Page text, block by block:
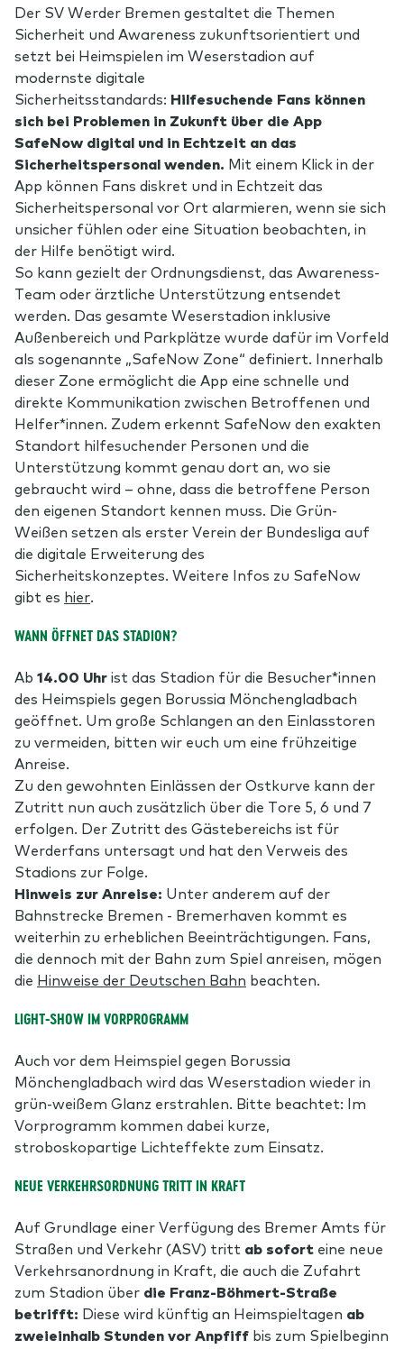
Der SV Werder Bremen gestaltet die Themen
Sicherheit und Awareness zukunftsorientiert und
setzt bei Heimspielen im Weserstadion auf
modernste digitale
Sicherheitsstandards: Hilfesuchende Fans können
sich bei Problemen in Zukunft über die App
SafeNow digital und in Echtzeit an das
Sicherheitspersonal wenden. Mit einem Klick in der
App können Fans diskret und in Echtzeit das
Sicherheitspersonal vor Ort alarmieren, wenn sie sich
unsicher fühlen oder eine Situation beobachten, in
der Hilfe benötigt wird.
So kann gezielt der Ordnungsdienst, das Awareness-
Team oder ärztliche Unterstützung entsendet
werden. Das gesamte Weserstadion inklusive
Außenbereich und Parkplätze wurde dafür im Vorfeld
als sogenannte „SafeNow Zone“ definiert. Innerhalb
dieser Zone ermöglicht die App eine schnelle und
direkte Kommunikation zwischen Betroffenen und
Helfer*innen. Zudem erkennt SafeNow den exakten
Standort hilfesuchender Personen und die
Unterstützung kommt genau dort an, wo sie
gebraucht wird – ohne, dass die betroffene Person
den eigenen Standort kennen muss. Die Grün-
Weißen setzen als erster Verein der Bundesliga auf
die digitale Erweiterung des
Sicherheitskonzeptes. Weitere Infos zu SafeNow
gibt es hier.
WANN ÖFFNET DAS STADION?
Ab 14.00 Uhrist das Stadion für die Besucher*innen
des Heimspiels gegen Borussia Mönchengladbach
geöffnet. Um große Schlangen an den Einlasstoren
zu vermeiden, bitten wir euch um eine frühzeitige
Anreise.
Zu den gewohnten Einlässen der Ostkurve kann der
Zutritt nun auch zusätzlich über die Tore 5, 6 und 7
erfolgen. Der Zutritt des Gästebereichs ist für
Werderfans untersagt und hat den Verweis des
Stadions zur Folge.
Hinweis zur Anreise: Unter anderem auf der
Bahnstrecke Bremen - Bremerhaven kommt es
weiterhin zu erheblichen Beeinträchtigungen. Fans,
die dennoch mit der Bahn zum Spiel anreisen, mögen
die Hinweise der Deutschen Bahn beachten.
LIGHT-SHOW IM VORPROGRAMM
Auch vor dem Heimspiel gegen Borussia
Mönchengladbach wird das Weserstadion wieder in
grün-weißem Glanz erstrahlen. Bitte beachtet: Im
Vorprogramm kommen dabei kurze,
stroboskopartige Lichteffekte zum Einsatz.
NEUE VERKEHRSORDNUNG TRITT IN KRAFT
Auf Grundlage einer Verfügung des Bremer Amts für
Straßen und Verkehr (ASV) tritt ab sofort eine neue
Verkehrsanordnung in Kraft, die auch die Zufahrt
zum Stadion über die Franz-Böhmert-Straße
betrifft: Diese wird künftig an Heimspieltagen ab
zweieinhalb Stunden vor Anpfiff bis zum Spielbeginn